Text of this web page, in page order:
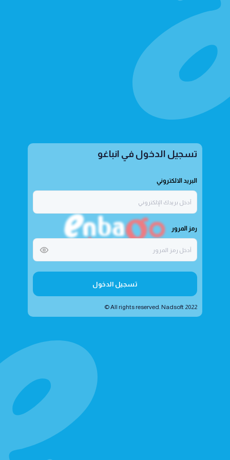
تسجيل الدخول في انباغو
البريد الالكتروني
رمز المرور
تسجيل الدخول
All rights reserved. Nadsoft 2022 ©